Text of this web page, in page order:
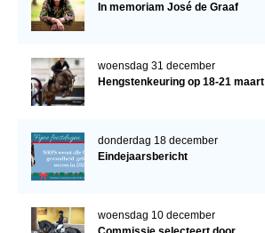
In memoriam José de Graaf
woensdag 31 december
Hengstenkeuring op 18-21 maart
donderdag 18 december
Eindejaarsbericht
woensdag 10 december